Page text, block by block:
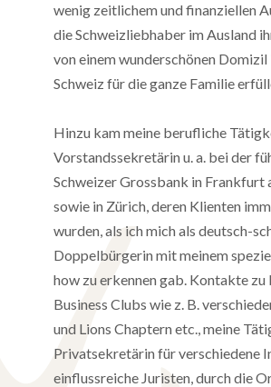
wenig zeitlichem und finanziellen
die Schweizliebhaber im Ausland
von einem wunderschönen Domizil
Schweiz für die ganze Familie
Hinzu kam meine berufliche
Vorstandssekretärin u. a. bei der
Schweizer Grossbank in Frankfurt
sowie in Zürich, deren Klienten
wurden, als ich mich als deutsch-
Doppelbürgerin mit meinem
how zu erkennen gab. Kontakte zu
Business Clubs wie z. B.
und Lions Chaptern etc., meine
Privatsekretärin für verschiedene
einflussreiche Juristen, durch die